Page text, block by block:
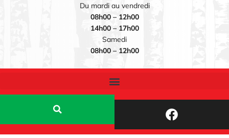
Du mardi au vendredi
08h00 – 12h00
14h00 – 17h00
Samedi
08h00 – 12h00